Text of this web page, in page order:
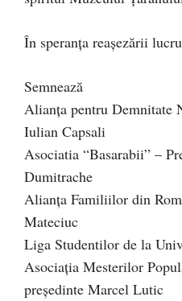
În speranţa reaşezării
Semnează
Alianţa pentru Demnitate
Iulian Capsali
Asociatia “Basarabii” –
Dumitrache
Alianţa Familiilor din
Mateciuc
Liga Studentilor de la
Asociaţia Mesterilor
preşedinte Marcel Lutic